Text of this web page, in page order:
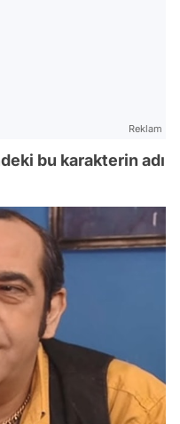
Reklam
bu karakterin adı